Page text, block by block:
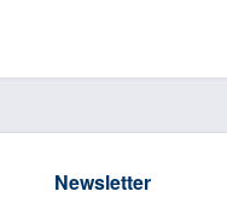
Newsletter